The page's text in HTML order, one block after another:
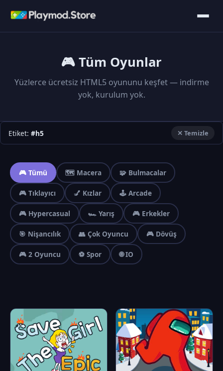
🎮 Tüm Oyunlar
Yüzlerce ücretsiz HTML5 oyununu keşfet — indirme
yok, kurulum yok.
Etiket: #h5 ✕ Temizle
🎮 Tümü 🗺️ Macera 🧩 Bulmacalar
🎮 Tıklayıcı 💅 Kızlar 🕹️ Arcade
🎮 Hypercasual 🏎️ Yarış 🎮 Erkekler
🎯 Nişancılık 👥 Çok Oyuncu 🎮 Dövüş
🎮 2 Oyuncu ⚽ Spor 🌐 IO